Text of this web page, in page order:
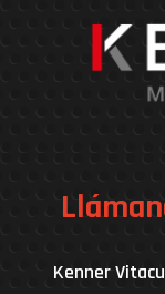
Kenner